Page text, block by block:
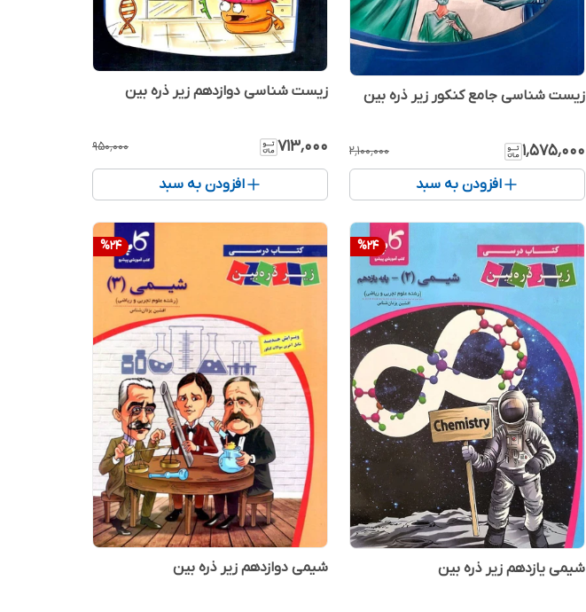
زیست شناسی جامع کنکور زیر ذره بین
۱٬۵۷۵٬۰۰۰ ۲٬۱۰۰٬۰۰۰
افزودن به سبد
زیست شناسی دوازدهم زیر ذره بین
۷۱۳٬۰۰۰ ۹۵۰٬۰۰۰
افزودن به سبد
%24
شیمی یازدهم زیر ذره بین
%24
شیمی دوازدهم زیر ذره بین